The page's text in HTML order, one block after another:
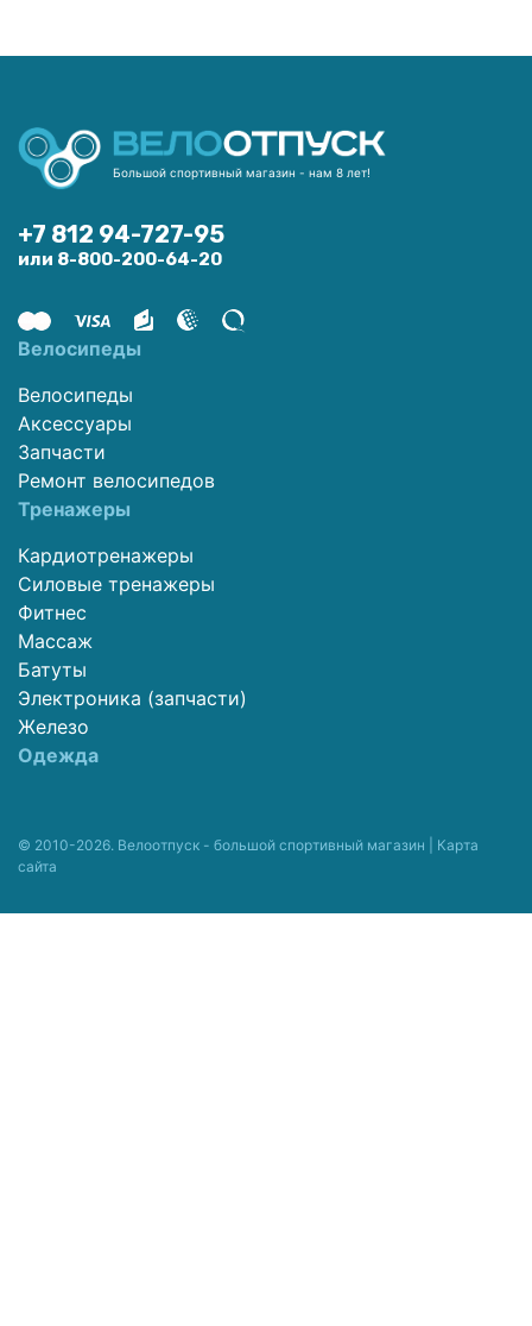
Большой спортивный магазин - нам 8 лет!
+7 812 94-727-95
или 8-800-200-64-20
Велосипеды
Велосипеды
Аксессуары
Запчасти
Ремонт велосипедов
Тренажеры
Кардиотренажеры
Силовые тренажеры
Фитнес
Массаж
Батуты
Электроника (запчасти)
Железо
Одежда
© 2010-2026. Велоотпуск - большой спортивный магазин | Карта
сайта